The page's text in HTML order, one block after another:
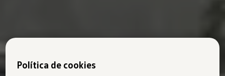
Política de cookies